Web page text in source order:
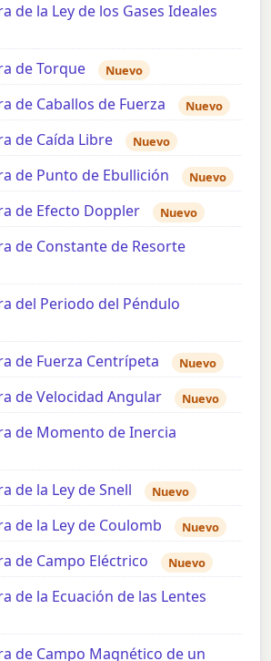
de la Ley de los Gases Ideales
de Torque Nuevo
de Caballos de Fuerza Nuevo
de Caída Libre Nuevo
de Punto de Ebullición Nuevo
de Efecto Doppler Nuevo
de Constante de Resorte
del Periodo del Péndulo
de Fuerza Centrípeta Nuevo
de Velocidad Angular Nuevo
de Momento de Inercia
de la Ley de Snell Nuevo
de la Ley de Coulomb Nuevo
de Campo Eléctrico Nuevo
de la Ecuación de las Lentes
de Campo Magnético de un